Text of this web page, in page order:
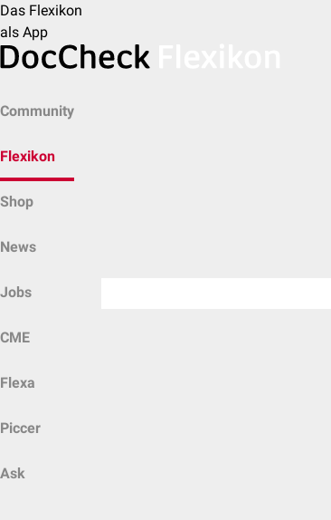
Das Flexikon
als App
Community
Flexikon
Shop
News
Jobs
CME
Flexa
Piccer
Ask